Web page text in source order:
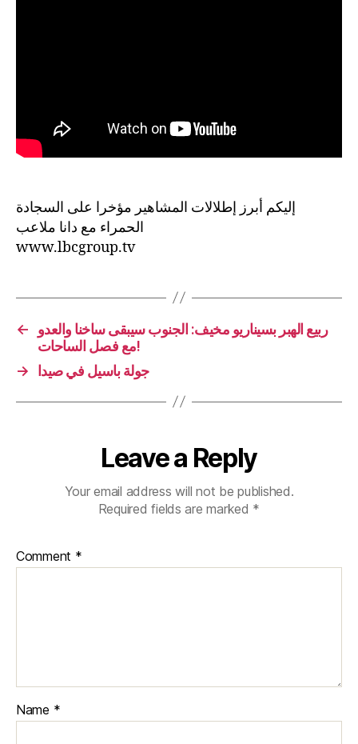
إليكم أبرز إطلالات المشاهير مؤخرا على السجادة
الحمراء مع دانا ملاعب
www.lbcgroup.tv
←
ربيع الهبر بسيناريو مخيف: الجنوب سيبقى ساخنا والعدو
مع فصل الساحات!
→
جولة باسيل في صيدا
Leave a Reply
Your email address will not be published.
Required fields are marked *
Comment *
Name *